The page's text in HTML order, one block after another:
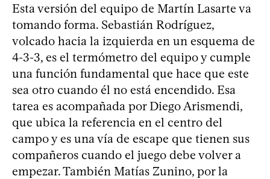
Esta versión del equipo de Martín Lasarte va
tomando forma. Sebastián Rodríguez,
volcado hacia la izquierda en un esquema de
4-3-3, es el termómetro del equipo y cumple
una función fundamental que hace que este
sea otro cuando él no está encendido. Esa
tarea es acompañada por Diego Arismendi,
que ubica la referencia en el centro del
campo y es una vía de escape que tienen sus
compañeros cuando el juego debe volver a
empezar. También Matías Zunino, por la